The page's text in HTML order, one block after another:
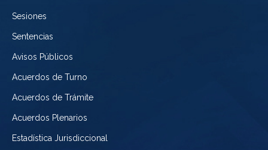
Sesiones
Sentencias
Avisos Públicos
Acuerdos de Turno
Acuerdos de Trámite
Acuerdos Plenarios
Estadística Jurisdiccional